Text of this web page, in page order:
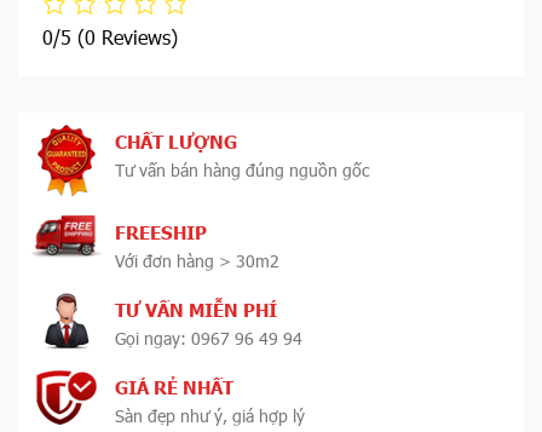
0/5 (0 Reviews)
CHẤT LƯỢNG
Tư vấn bán hàng đúng nguồn gốc
FREESHIP
Với đơn hàng > 30m2
TƯ VẤN MIỄN PHÍ
Gọi ngay: 0967 96 49 94
GIÁ RẺ NHẤT
Sàn đẹp như ý, giá hợp lý